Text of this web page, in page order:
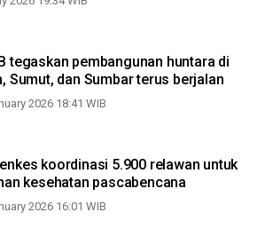
tegaskan pembangunan huntara di
Sumut, dan Sumbar terus berjalan
2026 18:41 WIB
koordinasi 5.900 relawan untuk
kesehatan pascabencana
2026 16:01 WIB